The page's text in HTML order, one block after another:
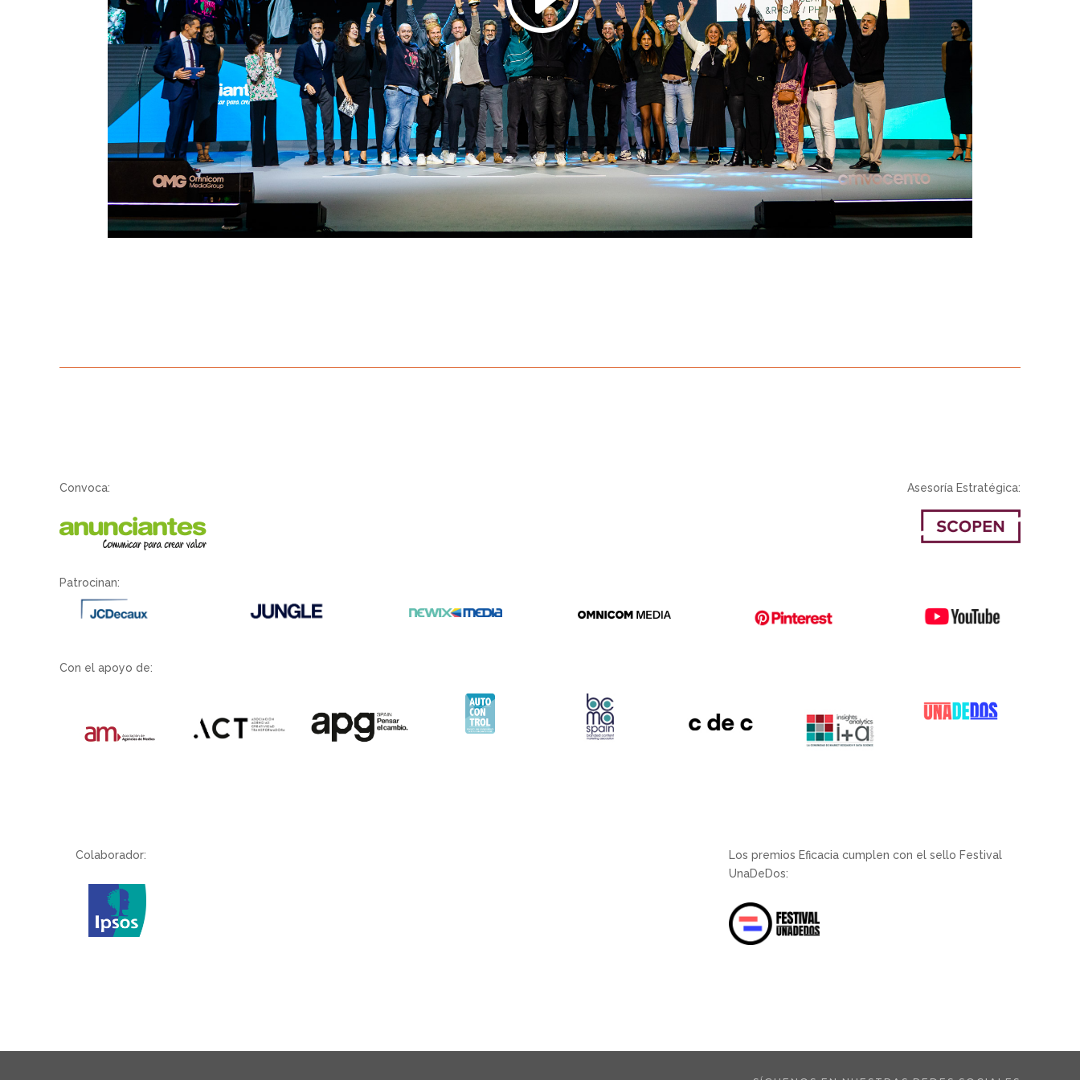
Convoca: Asesoría Estratégica:
Patrocinan:
Con el apoyo de:
Colaborador:
Los premios Eficacia cumplen con el sello Festival
UnaDeDos: